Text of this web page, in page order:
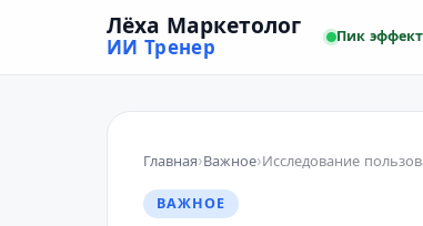
Лёха Маркетолог
ИИ Тренер Пик
Главная›Важное›
ВАЖНОЕ